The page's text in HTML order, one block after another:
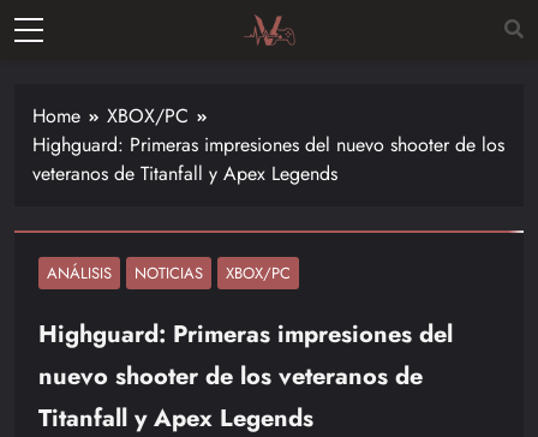
Skip
de las
últimas
novedades
los
–
Playstac
Home
XBOX/PC
Highguard: Primeras impresiones del nuevo shooter de los
veteranos de Titanfall y Apex Legends
ANÁLISIS NOTICIAS XBOX/PC
Highguard: Primeras impresiones del
nuevo shooter de los veteranos de
Titanfall y Apex Legends